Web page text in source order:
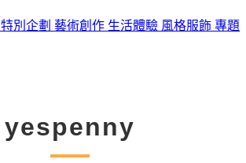
特別企劃 藝術創作 生活體驗 風格服飾 專題
yespenny